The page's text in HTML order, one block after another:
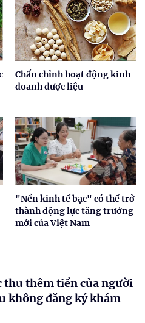
Chấn chỉnh hoạt động kinh
doanh dược liệu
"Nền kinh tế bạc" có thể trở
thành động lực tăng trưởng
mới của Việt Nam
thu thêm tiền của người
không đăng ký khám